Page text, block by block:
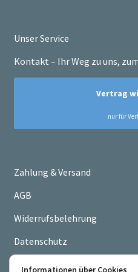
Unser Service
Kontakt – Ihr Weg zu uns,
Zahlung & Versand
AGB
Widerrufsbelehrung
Datenschutz
Impressum
Informationen über Cookies